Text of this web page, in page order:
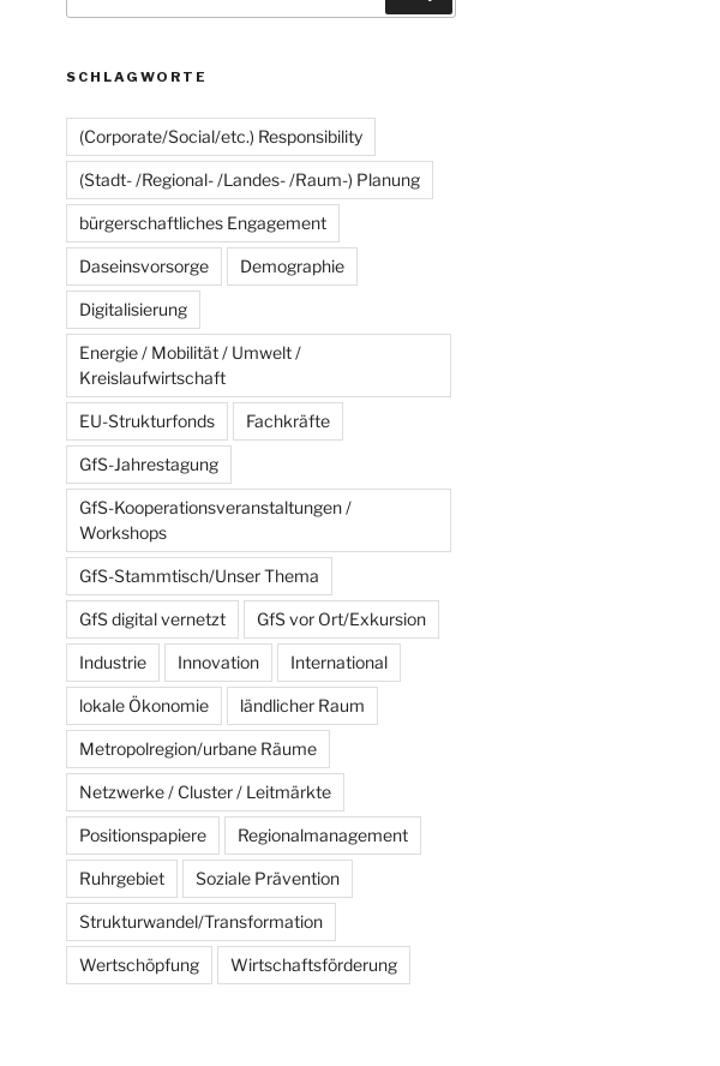
SCHLAGWORTE
(Corporate/Social/etc.) Responsibility
(Stadt- /Regional- /Landes- /Raum-) Planung
bürgerschaftliches Engagement
Daseinsvorsorge Demographie
Digitalisierung
Energie / Mobilität / Umwelt /
Kreislaufwirtschaft
EU-Strukturfonds Fachkräfte
GfS-Jahrestagung
GfS-Kooperationsveranstaltungen /
Workshops
GfS-Stammtisch/Unser Thema
GfS digital vernetzt GfS vor Ort/Exkursion
Industrie Innovation International
lokale Ökonomie ländlicher Raum
Metropolregion/urbane Räume
Netzwerke / Cluster / Leitmärkte
Positionspapiere Regionalmanagement
Ruhrgebiet Soziale Prävention
Strukturwandel/Transformation
Wertschöpfung Wirtschaftsförderung